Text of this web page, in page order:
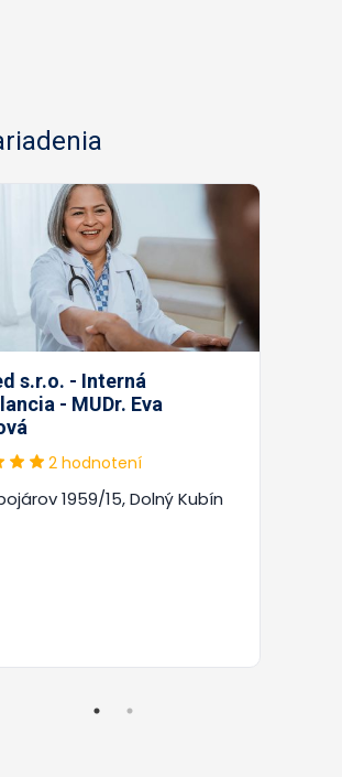
s.r.o. - Interná
- MUDr. Eva
2 hodnotení
1959/15, Dolný Kubín